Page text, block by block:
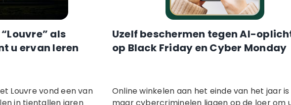
als
u ervan leren
Louvre vond een van
Uzelf beschermen tegen AI-
op Black Friday en Cyber Monday
Online winkelen aan het einde van het jaar is